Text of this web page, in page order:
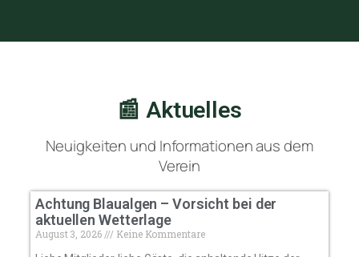
📰 Aktuelles
Neuigkeiten und Informationen aus dem
Verein
Achtung Blaualgen – Vorsicht bei der
aktuellen Wetterlage
August 3, 2026
Keine Kommentare